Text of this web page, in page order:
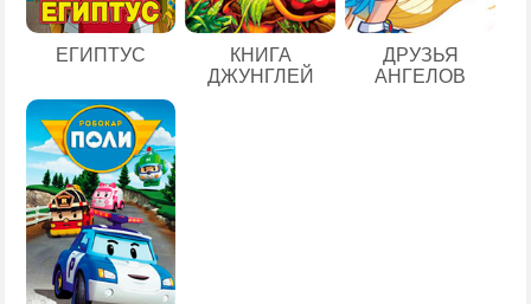
ЕГИПТУС
КНИГА
ДЖУНГЛЕЙ
ДРУЗЬЯ
АНГЕЛОВ